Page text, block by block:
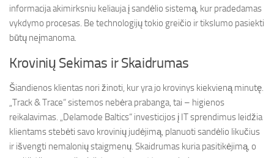
informacija akimirksniu keliauja į sandėlio sistemą, kur pradedamas
vykdymo procesas. Be technologijų tokio greičio ir tikslumo pasiekti
būtų neįmanoma.
Krovinių Sekimas ir Skaidrumas
Šiandienos klientas nori žinoti, kur yra jo krovinys kiekvieną minutę.
„Track & Trace“ sistemos nebėra prabanga, tai – higienos
reikalavimas. „Delamode Baltics“ investicijos į IT sprendimus leidžia
klientams stebėti savo krovinių judėjimą, planuoti sandėlio likučius
ir išvengti nemalonių staigmenų. Skaidrumas kuria pasitikėjimą, o